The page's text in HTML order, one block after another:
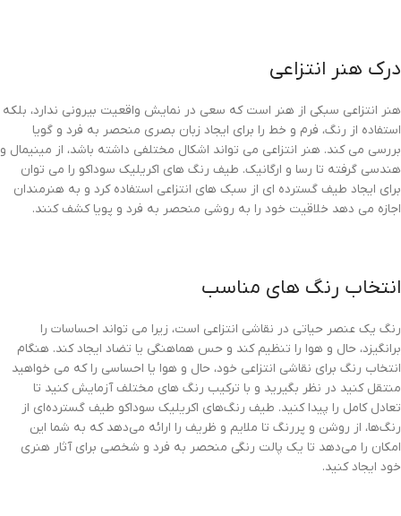
درک هنر انتزاعی
هنر انتزاعی سبکی از هنر است که سعی در نمایش واقعیت بیرونی ندارد، بلکه
استفاده از رنگ، فرم و خط را برای ایجاد زبان بصری منحصر به فرد و گویا
بررسی می کند. هنر انتزاعی می تواند اشکال مختلفی داشته باشد، از مینیمال و
هندسی گرفته تا رسا و ارگانیک. طیف رنگ های اکریلیک سوداکو را می توان
برای ایجاد طیف گسترده ای از سبک های انتزاعی استفاده کرد و به هنرمندان
اجازه می دهد خلاقیت خود را به روشی منحصر به فرد و پویا کشف کنند.
انتخاب رنگ های مناسب
رنگ یک عنصر حیاتی در نقاشی انتزاعی است، زیرا می تواند احساسات را
برانگیزد، حال و هوا را تنظیم کند و حس هماهنگی یا تضاد ایجاد کند. هنگام
انتخاب رنگ برای نقاشی انتزاعی خود، حال و هوا یا احساسی را که می خواهید
منتقل کنید در نظر بگیرید و با ترکیب رنگ های مختلف آزمایش کنید تا
تعادل کامل را پیدا کنید. طیف رنگ‌های اکریلیک سوداکو طیف گسترده‌ای از
رنگ‌ها، از روشن و پررنگ تا ملایم و ظریف را ارائه می‌دهد که به شما این
امکان را می‌دهد تا یک پالت رنگی منحصر به فرد و شخصی برای آثار هنری
خود ایجاد کنید.